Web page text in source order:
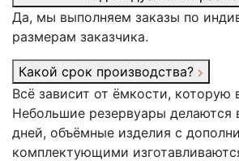
Да, мы выполняем заказы по
размерам заказчика.
Какой срок производства?
Всё зависит от ёмкости, которую
Небольшие резервуары делаются
дней, объёмные изделия с
комплектующими